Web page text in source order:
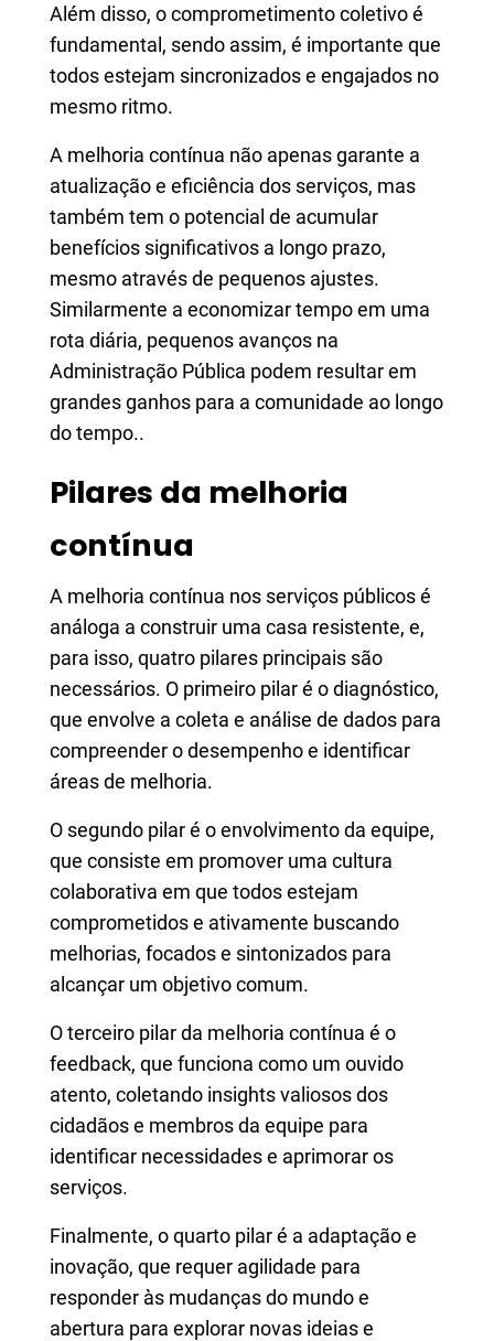
Além disso, o comprometimento coletivo é
fundamental, sendo assim, é importante que
todos estejam sincronizados e engajados no
mesmo ritmo.
A melhoria contínua não apenas garante a
atualização e eficiência dos serviços, mas
também tem o potencial de acumular
benefícios significativos a longo prazo,
mesmo através de pequenos ajustes.
Similarmente a economizar tempo em uma
rota diária, pequenos avanços na
Administração Pública podem resultar em
grandes ganhos para a comunidade ao longo
do tempo..
Pilares da melhoria
contínua
A melhoria contínua nos serviços públicos é
análoga a construir uma casa resistente, e,
para isso, quatro pilares principais são
necessários. O primeiro pilar é o diagnóstico,
que envolve a coleta e análise de dados para
compreender o desempenho e identificar
áreas de melhoria.
O segundo pilar é o envolvimento da equipe,
que consiste em promover uma cultura
colaborativa em que todos estejam
comprometidos e ativamente buscando
melhorias, focados e sintonizados para
alcançar um objetivo comum.
O terceiro pilar da melhoria contínua é o
feedback, que funciona como um ouvido
atento, coletando insights valiosos dos
cidadãos e membros da equipe para
identificar necessidades e aprimorar os
serviços.
Finalmente, o quarto pilar é a adaptação e
inovação, que requer agilidade para
responder às mudanças do mundo e
abertura para explorar novas ideias e